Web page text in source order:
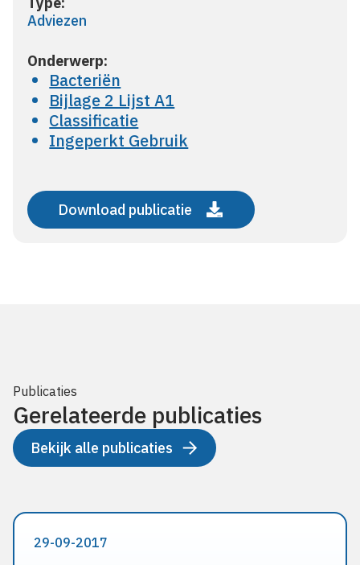
Adviezen
Onderwerp:
Bacteriën
Bijlage 2 Lijst A1
Classificatie
Ingeperkt Gebruik
Download publicatie
Publicaties
Gerelateerde publicaties
Bekijk alle publicaties
29-09-2017